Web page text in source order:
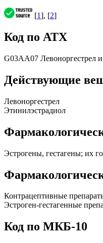
[1], [2]
Код по АТХ
G03AA07 Левоноргестрел и
Действующие
Левоноргестрел
Этинилэстрадиол
Эстрогены, гестагены; их
Контрацептивные
Эстроген-гестагенные
Код по МКБ-10